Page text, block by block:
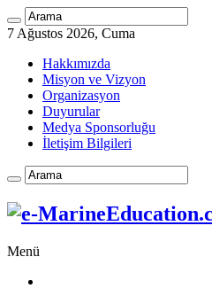
7 Ağustos 2026, Cuma
Hakkımızda
Misyon ve Vizyon
Organizasyon
Duyurular
Medya Sponsorluğu
İletişim Bilgileri
Menü